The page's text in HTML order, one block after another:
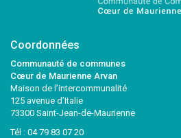
Coordonnées
Communauté de communes
Cœur de Maurienne Arvan
Maison de l’intercommunalité
125 avenue d’Italie
73300 Saint-Jean-de-Maurienne
Tél : 04 79 83 07 20